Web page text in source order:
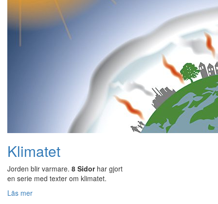
Klimatet
Jorden blir varmare. 8 Sidorhar gjort
en serie med texter om klimatet.
Läs mer